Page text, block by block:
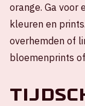
orange. Ga voor
kleuren en
overhemden of
bloemenprints